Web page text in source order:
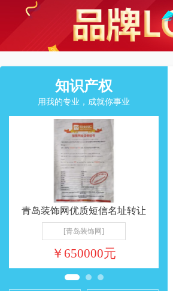
知识产权
用我的专业，成就你事业
青岛装饰网优质短信名址转让
[青岛装饰网]
￥650000元